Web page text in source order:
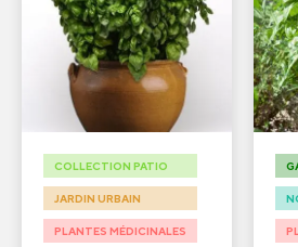
COLLECTION PATIO
JARDIN URBAIN
PLANTES MÉDICINALES